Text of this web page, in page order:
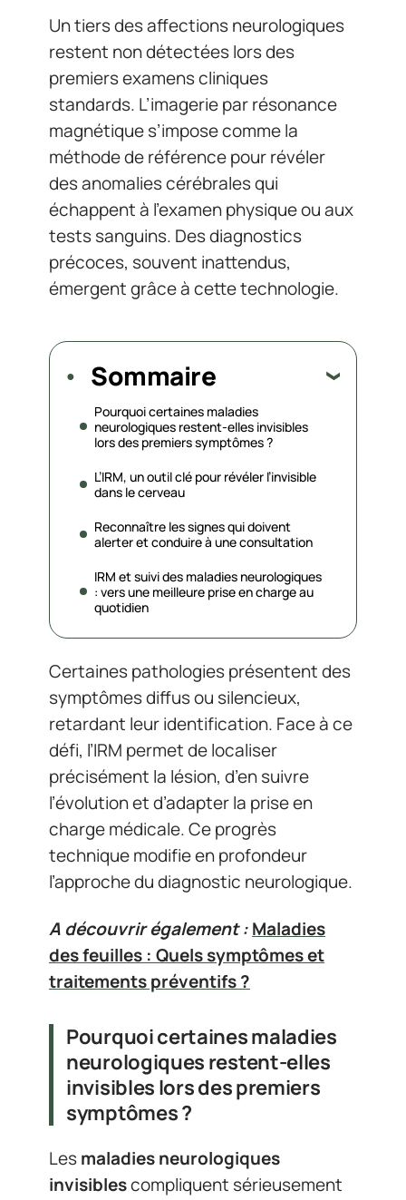
Un tiers des affections neurologiques
restent non détectées lors des
premiers examens cliniques
standards. L’imagerie par résonance
magnétique s’impose comme la
méthode de référence pour révéler
des anomalies cérébrales qui
échappent à l’examen physique ou aux
tests sanguins. Des diagnostics
précoces, souvent inattendus,
émergent grâce à cette technologie.
Sommaire
Pourquoi certaines maladies
neurologiques restent-elles invisibles
lors des premiers symptômes ?
L’IRM, un outil clé pour révéler l’invisible
dans le cerveau
Reconnaître les signes qui doivent
alerter et conduire à une consultation
IRM et suivi des maladies neurologiques
: vers une meilleure prise en charge au
quotidien
Certaines pathologies présentent des
symptômes diffus ou silencieux,
retardant leur identification. Face à ce
défi, l’IRM permet de localiser
précisément la lésion, d’en suivre
l’évolution et d’adapter la prise en
charge médicale. Ce progrès
technique modifie en profondeur
l’approche du diagnostic neurologique.
A découvrir également :Maladies
des feuilles : Quels symptômes et
traitements préventifs ?
Pourquoi certaines maladies
neurologiques restent-elles
invisibles lors des premiers
symptômes ?
Lesmaladies neurologiques
invisiblescompliquent sérieusement